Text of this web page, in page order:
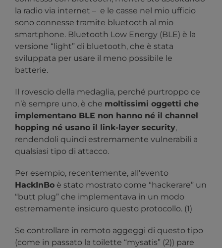
la radio via internet – e le casse nel mio ufficio
sono connesse tramite bluetooth al mio
smartphone. Bluetooth Low Energy (BLE) è la
versione “light” di bluetooth, che è stata
sviluppata per usare il meno possibile le
batterie.
Il rovescio della medaglia, perché purtroppo ce
n’è sempre uno, è che moltissimi oggetti che
implementano BLE non hanno né il channel
hopping né usano il link-layer security,
rendendoli quindi estremamente vulnerabili a
qualsiasi tipo di attacco.
Per esempio, recentemente, all’evento
HackInBo è stato mostrato come “hackerare” un
“butt plug” che implementava in un modo
estremamente insicuro questo protocollo. (1)
Se controllare in remoto aggeggi di questo tipo
(come in passato la toilette “mysatis” (2)) pare